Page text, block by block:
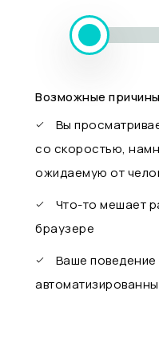
Возможные
Вы
со скоростью,
ожидаемую от
Что-то мешает
браузере
Ваше